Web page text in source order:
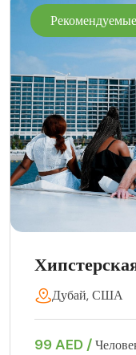
Рекомендуемые
Дубай, США
99 AED /